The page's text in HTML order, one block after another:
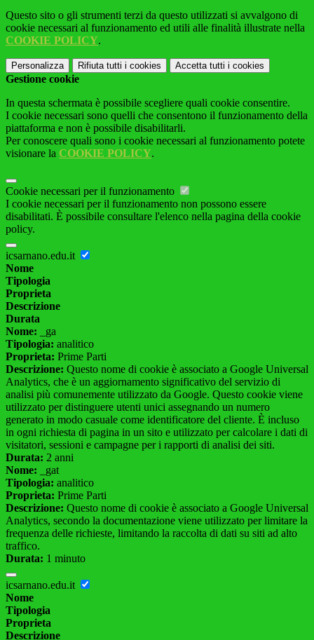
Questo sito o gli strumenti terzi da questo utilizzati si avvalgono di
cookie necessari al funzionamento ed utili alle finalità illustrate nella
COOKIE POLICY.
Personalizza Rifiuta tutti i cookies Accetta tutti i cookies
Gestione cookie
In questa schermata è possibile scegliere quali cookie consentire.
I cookie necessari sono quelli che consentono il funzionamento della
piattaforma e non è possibile disabilitarli.
Per conoscere quali sono i cookie necessari al funzionamento potete
visionare la COOKIE POLICY.
Cookie necessari per il funzionamento
I cookie necessari per il funzionamento non possono essere
disabilitati. È possibile consultare l'elenco nella pagina della cookie
policy.
icsarnano.edu.it
Nome
Tipologia
Proprieta
Descrizione
Durata
Nome: _ga
Tipologia: analitico
Proprieta: Prime Parti
Descrizione: Questo nome di cookie è associato a Google Universal
Analytics, che è un aggiornamento significativo del servizio di
analisi più comunemente utilizzato da Google. Questo cookie viene
utilizzato per distinguere utenti unici assegnando un numero
generato in modo casuale come identificatore del cliente. È incluso
in ogni richiesta di pagina in un sito e utilizzato per calcolare i dati di
visitatori, sessioni e campagne per i rapporti di analisi dei siti.
Durata: 2 anni
Nome: _gat
Tipologia: analitico
Proprieta: Prime Parti
Descrizione: Questo nome di cookie è associato a Google Universal
Analytics, secondo la documentazione viene utilizzato per limitare la
frequenza delle richieste, limitando la raccolta di dati su siti ad alto
traffico.
Durata: 1 minuto
icsarnano.edu.it
Nome
Tipologia
Proprieta
Descrizione